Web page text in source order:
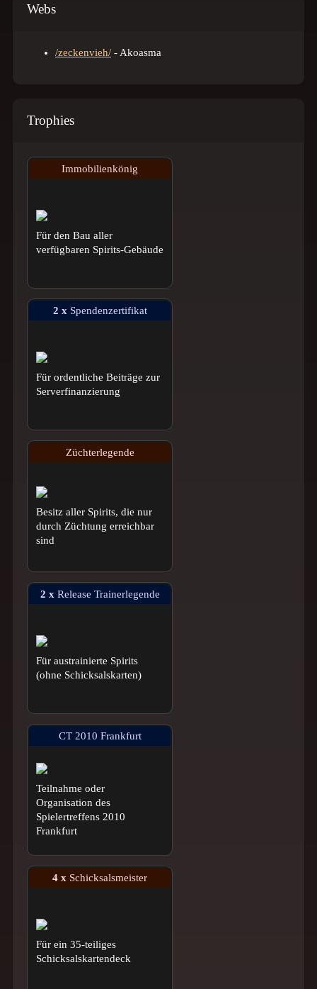
Webs
/zeckenvieh/ - Akoasma
Trophies
Immobilienkönig
Für den Bau aller
verfügbaren Spirits-Gebäude
2 x Spendenzertifikat
Für ordentliche Beiträge zur
Serverfinanzierung
Züchterlegende
Besitz aller Spirits, die nur
durch Züchtung erreichbar
sind
2 x Release Trainerlegende
Für austrainierte Spirits
(ohne Schicksalskarten)
CT 2010 Frankfurt
Teilnahme oder
Organisation des
Spielertreffens 2010
Frankfurt
4 x Schicksalsmeister
Für ein 35-teiliges
Schicksalskartendeck